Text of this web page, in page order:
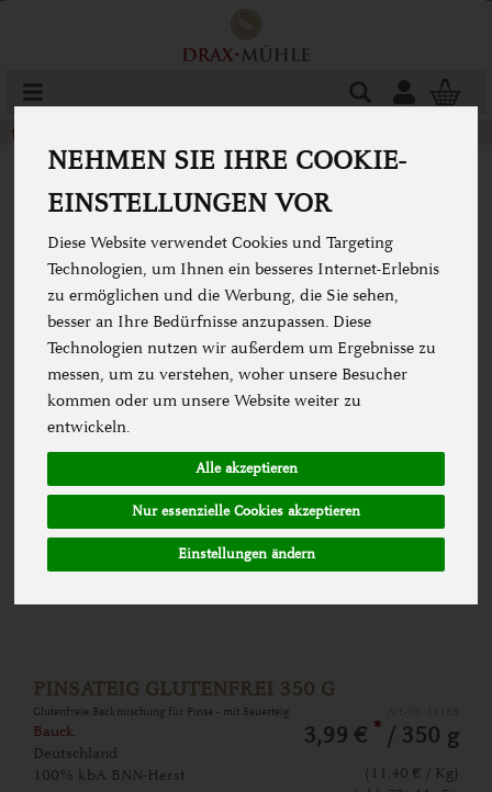
NEHMEN SIE IHRE COOKIE-
EINSTELLUNGEN VOR
Diese Website verwendet Cookies und Targeting
Technologien, um Ihnen ein besseres Internet-Erlebnis
zu ermöglichen und die Werbung, die Sie sehen,
besser an Ihre Bedürfnisse anzupassen. Diese
Technologien nutzen wir außerdem um Ergebnisse zu
messen, um zu verstehen, woher unsere Besucher
kommen oder um unsere Website weiter zu
entwickeln.
Alle akzeptieren
Nur essenzielle Cookies akzeptieren
Einstellungen ändern
Produkt
PINSATEIG GLUTENFREI 350 G
Glutenfreie Backmischung für Pinsa - mit Sauerteig
Bauck
Deutschland
100% kbA BNN-Herst
3,99 € * / 350 g
(11,40 € / Kg)